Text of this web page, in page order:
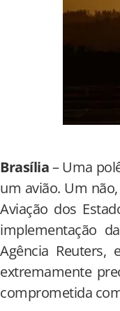
Brasília– Uma
um avião. Um
Aviação dos
implementação
Agência
extremamente
comprometida